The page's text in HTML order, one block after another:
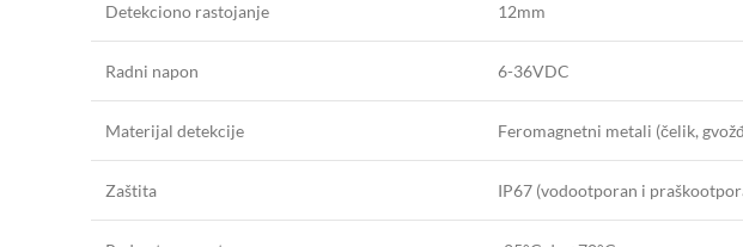
Detekciono rastojanje 12mm
Radni napon 6-36VDC
Materijal detekcije Feromagnetni metali (čelik,
Zaštita IP67 (vodootporan i